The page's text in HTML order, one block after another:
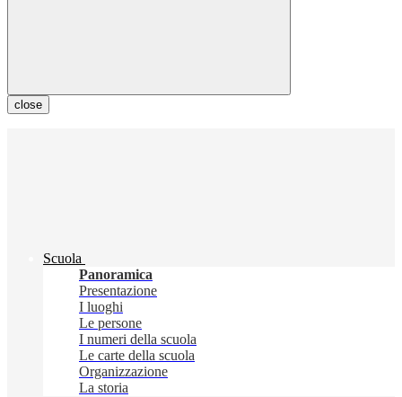
close
Scuola
Panoramica
Presentazione
I luoghi
Le persone
I numeri della scuola
Le carte della scuola
Organizzazione
La storia